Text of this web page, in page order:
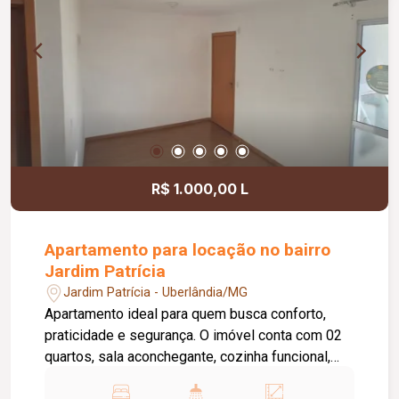
24 horas, garantindo mais segurança e
oportunidade para morar com conforto,
R$ 1.000,00 L
Apartamento para locação no bairro
Jardim Patrícia
Jardim Patrícia - Uberlândia/MG
Apartamento ideal para quem busca conforto,
praticidade e segurança. O imóvel conta com 02
quartos, sala aconchegante, cozinha funcional,